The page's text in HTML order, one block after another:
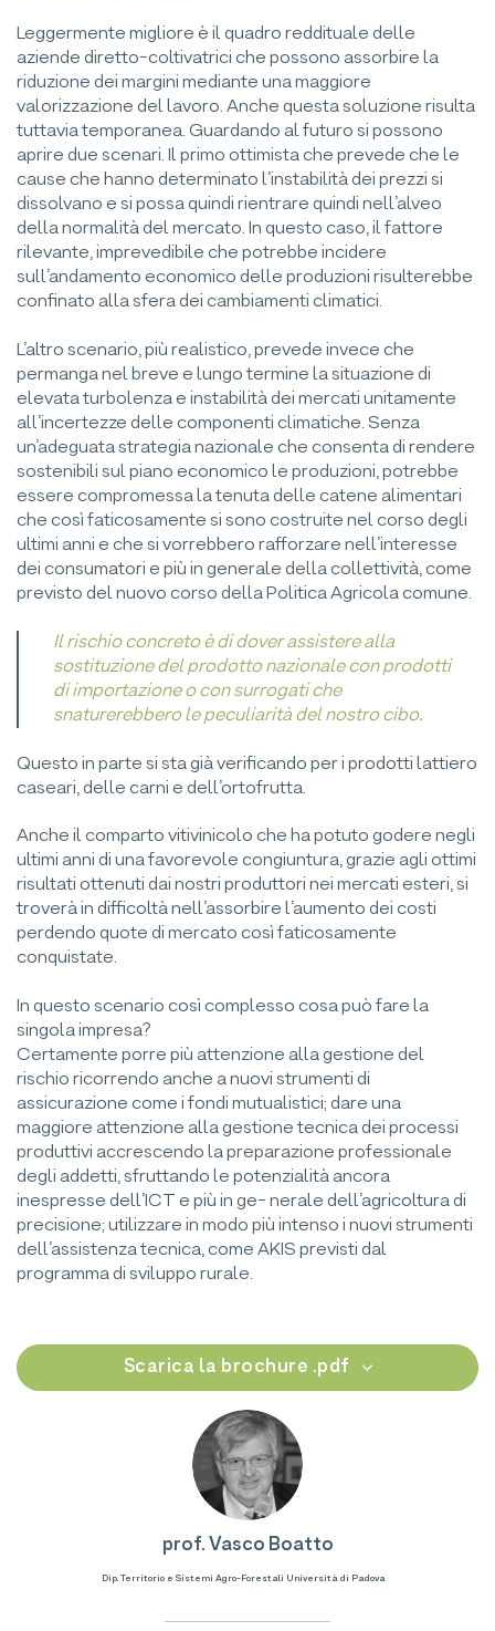
Leggermente migliore è il quadro reddituale delle
aziende diretto-coltivatrici che possono assorbire la
riduzione dei margini mediante una maggiore
valorizzazione del lavoro. Anche questa soluzione risulta
tuttavia temporanea. Guardando al futuro si possono
aprire due scenari. Il primo ottimista che prevede che le
cause che hanno determinato l’instabilità dei prezzi si
dissolvano e si possa quindi rientrare quindi nell’alveo
della normalità del mercato. In questo caso, il fattore
rilevante, imprevedibile che potrebbe incidere
sull’andamento economico delle produzioni risulterebbe
confinato alla sfera dei cambiamenti climatici.
L’altro scenario, più realistico, prevede invece che
permanga nel breve e lungo termine la situazione di
elevata turbolenza e instabilità dei mercati unitamente
all’incertezze delle componenti climatiche. Senza
un’adeguata strategia nazionale che consenta di rendere
sostenibili sul piano economico le produzioni, potrebbe
essere compromessa la tenuta delle catene alimentari
che così faticosamente si sono costruite nel corso degli
ultimi anni e che si vorrebbero rafforzare nell’interesse
dei consumatori e più in generale della collettività, come
previsto del nuovo corso della Politica Agricola comune.
Il rischio concreto è di dover assistere alla
sostituzione del prodotto nazionale con prodotti
di importazione o con surrogati che
snaturerebbero le peculiarità del nostro cibo.
Questo in parte si sta già verificando per i prodotti lattiero
caseari, delle carni e dell’ortofrutta.
Anche il comparto vitivinicolo che ha potuto godere negli
ultimi anni di una favorevole congiuntura, grazie agli ottimi
risultati ottenuti dai nostri produttori nei mercati esteri, si
troverà in difficoltà nell’assorbire l’aumento dei costi
perdendo quote di mercato così faticosamente
conquistate.
In questo scenario così complesso cosa può fare la
singola impresa?
Certamente porre più attenzione alla gestione del
rischio ricorrendo anche a nuovi strumenti di
assicurazione come i fondi mutualistici; dare una
maggiore attenzione alla gestione tecnica dei processi
produttivi accrescendo la preparazione professionale
degli addetti, sfruttando le potenzialità ancora
inespresse dell’ICT e più in ge- nerale dell’agricoltura di
precisione; utilizzare in modo più intenso i nuovi strumenti
dell’assistenza tecnica, come AKIS previsti dal
programma di sviluppo rurale.
Scarica la brochure .pdf
prof. Vasco Boatto
Dip. Territorio e Sistemi Agro-Forestali Università di Padova